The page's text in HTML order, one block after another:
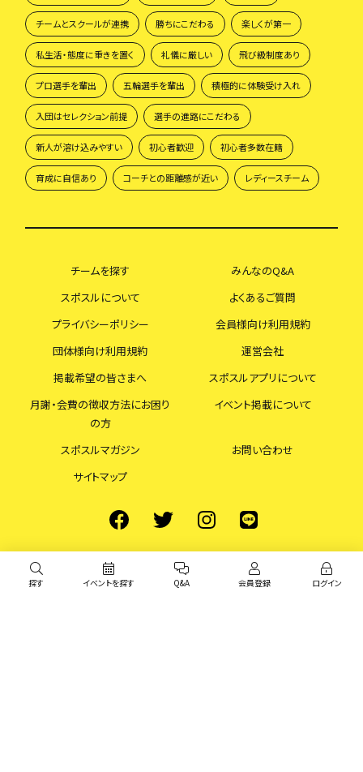
チームとスクールが連携 勝ちにこだわる 楽しくが第一
私生活・態度に重きを置く 礼儀に厳しい 飛び級制度あり
プロ選手を輩出 五輪選手を輩出 積極的に体験受け入れ
入団はセレクション前提 選手の進路にこだわる
新人が溶け込みやすい 初心者歓迎 初心者多数在籍
育成に自信あり コーチとの距離感が近い レディースチーム
チームを探す
みんなのQ&A
スポスルについて
よくあるご質問
プライバシーポリシー
会員様向け利用規約
団体様向け利用規約
運営会社
掲載希望の皆さまへ
スポスルアプリについて
月謝・会費の徴収方法にお困り
の方
イベント掲載について
スポスルマガジン
お問い合わせ
サイトマップ
探す イベントを探す Q&A 会員登録 ログイン